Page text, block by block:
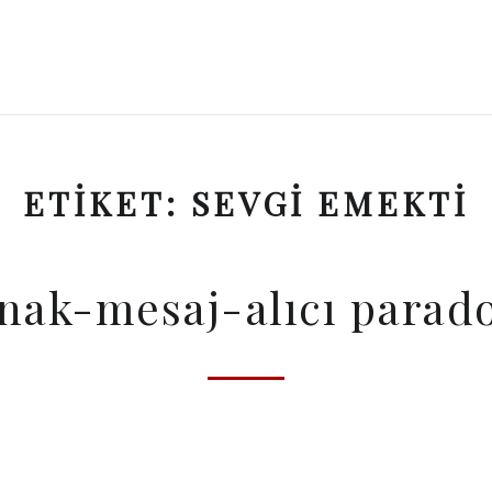
ETIKET: SEVGI EMEKTI
mesaj-alıcı